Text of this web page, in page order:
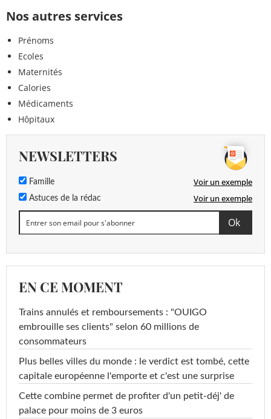
Nos autres services
Prénoms
Ecoles
Maternités
Calories
Médicaments
Hôpitaux
NEWSLETTERS
Famille Voir un exemple
Astuces de la rédac Voir un exemple
EN CE MOMENT
Trains annulés et remboursements : "OUIGO
embrouille ses clients" selon 60 millions de
consommateurs
Plus belles villes du monde : le verdict est tombé, cette
capitale européenne l'emporte et c'est une surprise
Cette combine permet de profiter d'un petit-déj' de
palace pour moins de 3 euros